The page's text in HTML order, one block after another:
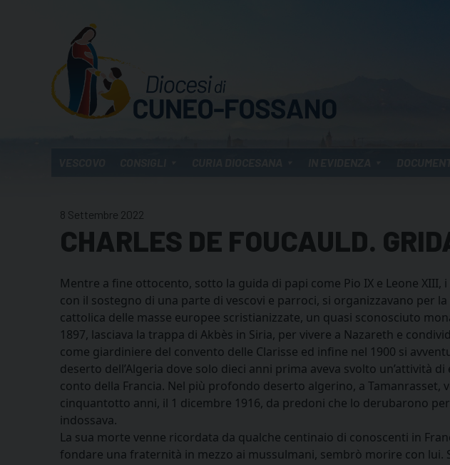
8 Settembre 2022
CHARLES DE FOUCAULD.
Mentre a fine ottocento, sotto la guida di papi come Pio IX e Leone XIII,
con il sostegno di una parte di vescovi e parroci, si organizzavano per
cattolica delle masse europee scristianizzate, un quasi sconosciuto
1897, lasciava la trappa di Akbès in Siria, per vivere a Nazareth e
come giardiniere del convento delle Clarisse ed infine nel 1900 si
deserto dell’Algeria dove solo dieci anni prima aveva svolto un’attività
conto della Francia. Nel più profondo deserto algerino, a Tamanrasset,
cinquantotto anni, il 1 dicembre 1916, da predoni che lo derubarono
indossava.
La sua morte venne ricordata da qualche centinaio di conoscenti in
fondare una fraternità in mezzo ai mussulmani, sembrò morire con lui.